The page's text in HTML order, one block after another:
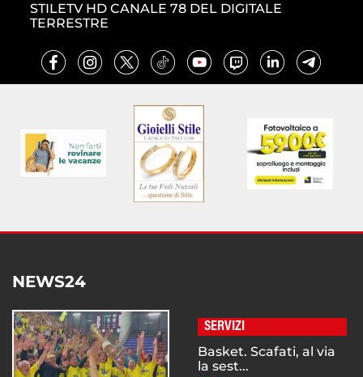
STILETV HD CANALE 78 DEL DIGITALE
TERRESTRE
NEWS24
SERVIZI
Basket. Scafati, al via
la sest...